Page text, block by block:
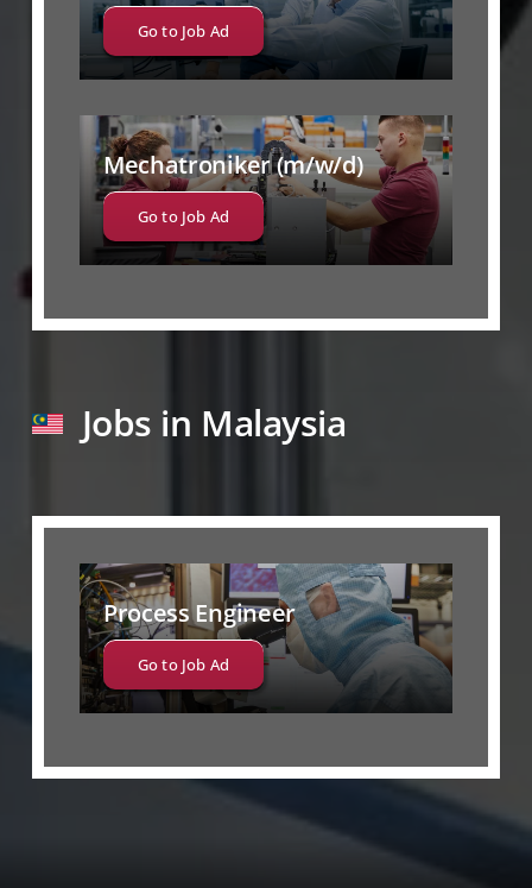
Go to Job Ad
Mechatroniker (m/w/d)
Go to Job Ad
Jobs in Malaysia
Process Engineer
Go to Job Ad